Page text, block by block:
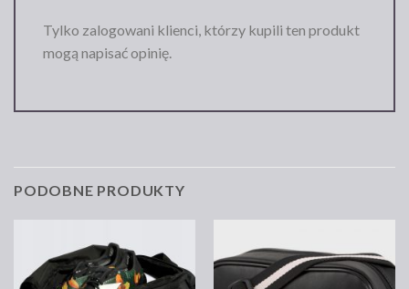
Tylko zalogowani klienci, którzy kupili ten produkt
mogą napisać opinię.
PODOBNE PRODUKTY